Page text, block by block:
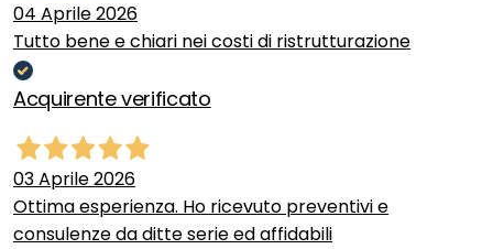
04 Aprile 2026
Tutto bene e chiari nei costi di ristrutturazione
Acquirente verificato
03 Aprile 2026
Ottima esperienza. Ho ricevuto preventivi e
consulenze da ditte serie ed affidabili